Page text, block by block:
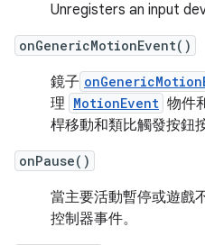
Unregisters an input
onGenericMotionEvent()
鏡子
理 MotionEvent 物件
桿移動和類比觸發按鈕
onPause()
當主要活動暫停或遊戲
控制器事件。